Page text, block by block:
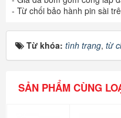
- Từ chối bảo hành pin sài
Từ khóa: tình trạng, từ
SẢN PHẨM CÙNG